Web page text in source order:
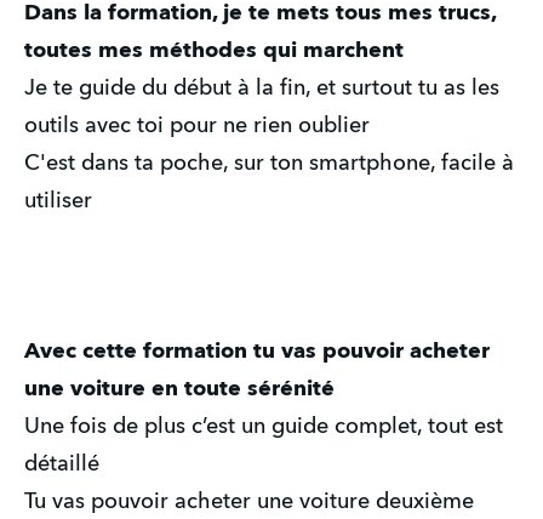
Dans la formation, je te mets tous mes trucs,
toutes mes méthodes qui marchent
Je te guide du début à la fin, et surtout tu as les
outils avec toi pour ne rien oublier
C'est dans ta poche, sur ton smartphone, facile à
utiliser
Avec cette formation tu vas pouvoir acheter
une voiture en toute sérénité
Une fois de plus c’est un guide complet, tout est
détaillé
Tu vas pouvoir acheter une voiture deuxième